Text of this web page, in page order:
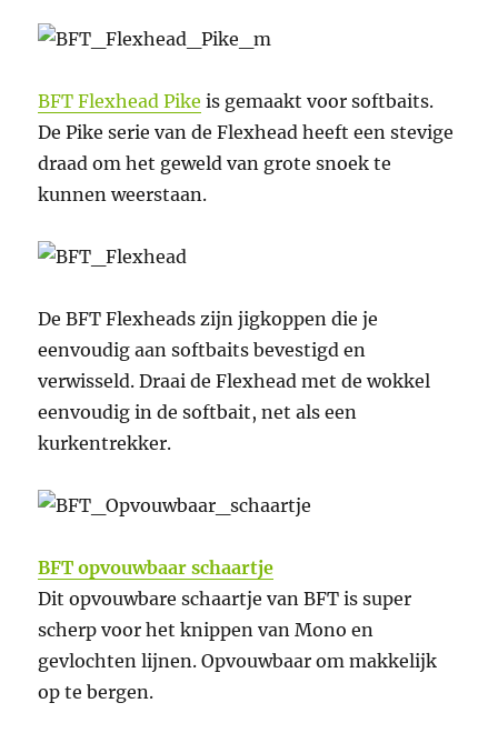
BFT Flexhead Pike is gemaakt voor softbaits.
De Pike serie van de Flexhead heeft een stevige
draad om het geweld van grote snoek te
kunnen weerstaan.
De BFT Flexheads zijn jigkoppen die je
eenvoudig aan softbaits bevestigd en
verwisseld. Draai de Flexhead met de wokkel
eenvoudig in de softbait, net als een
kurkentrekker.
BFT opvouwbaar schaartje
Dit opvouwbare schaartje van BFT is super
scherp voor het knippen van Mono en
gevlochten lijnen. Opvouwbaar om makkelijk
op te bergen.